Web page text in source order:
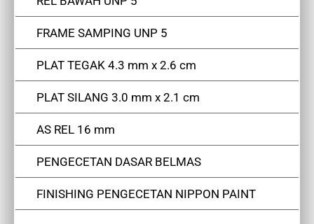
FRAME SAMPING UNP 5
PLAT TEGAK 4.3 mm x 2.6 cm
PLAT SILANG 3.0 mm x 2.1 cm
AS REL 16 mm
PENGECETAN DASAR BELMAS
FINISHING PENGECETAN NIPPON PAINT